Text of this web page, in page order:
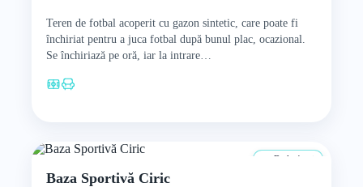
Teren de fotbal acoperit cu gazon sintetic, care poate fi
închiriat pentru a juca fotbal după bunul plac, ocazional.
Se închiriază pe oră, iar la intrare…
De la 4 ani
Baza Sportivă Ciric